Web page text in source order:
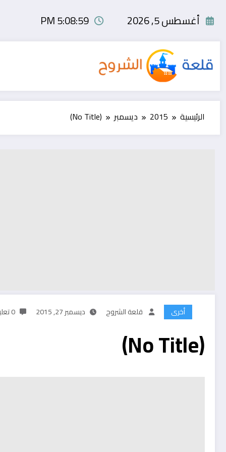
أغسطس 5, 2026 5:08:59 PM
الرئيسية 2015 ديسمبر (No Title)
أخرى قلعة الشروح ديسمبر 27, 2015 0 تعليقات
(No Title)